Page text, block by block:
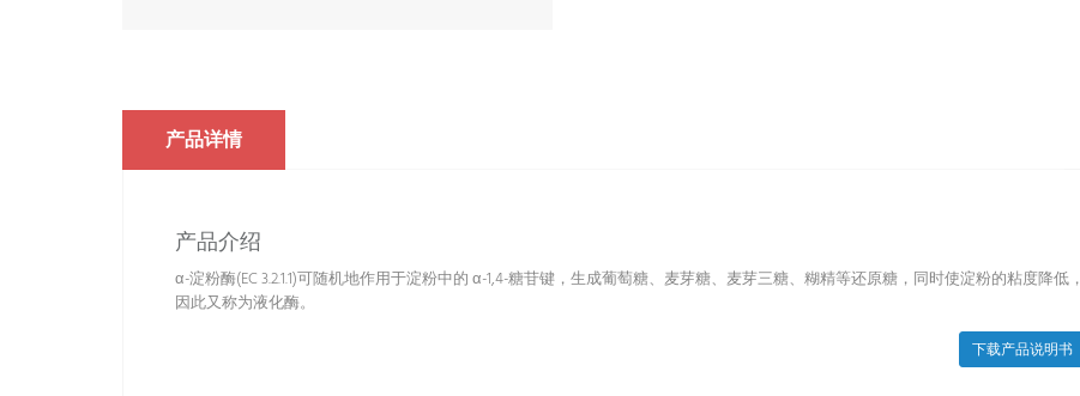
产品详情
产品介绍
α-淀粉酶(EC 3.2.1.1)可随机地作用于淀粉中的 α-1,4-糖苷键，生成葡萄糖、麦芽糖、麦芽三糖、糊精等还原糖，同时使淀粉的粘度降低，
因此又称为液化酶。
下载产品说明书